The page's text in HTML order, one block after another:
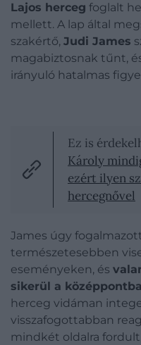
Lajos herceg foglalt
mellett. A lap által
szakértő, Judi James
magabiztosnak tűnt,
irányuló hatalmas
Ez is
Károly
ezért ilyen
hercegnővel
James úgy
természetesebben
eseményeken, és
sikerül a
herceg vidáman
visszafogottabban
mindkét oldalra